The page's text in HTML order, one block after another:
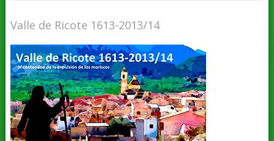
Valle de Ricote 1613-2013/14